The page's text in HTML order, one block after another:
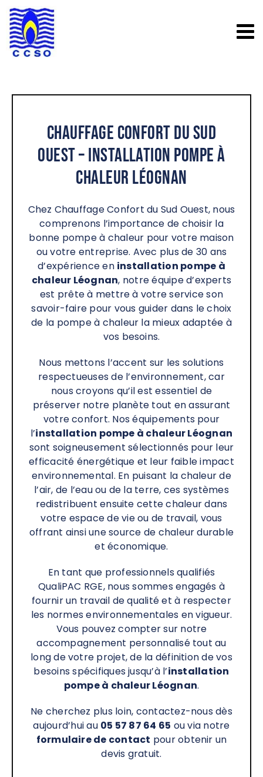
Passer
au
contenu
Chauffage Confort du Sud
Ouest – Installation pompe à
chaleur Léognan
Chez Chauffage Confort du Sud Ouest, nous
comprenons l’importance de choisir la
bonne pompe à chaleur pour votre maison
ou votre entreprise. Avec plus de 30 ans
d’expérience en installation pompe à
chaleur Léognan, notre équipe d’experts
est prête à mettre à votre service son
savoir-faire pour vous guider dans le choix
de la pompe à chaleur la mieux adaptée à
vos besoins.
Nous mettons l’accent sur les solutions
respectueuses de l’environnement, car
nous croyons qu’il est essentiel de
préserver notre planète tout en assurant
votre confort. Nos équipements pour
l’installation pompe à chaleurLéognan
sont soigneusement sélectionnés pour leur
efficacité énergétique et leur faible impact
environnemental. En puisant la chaleur de
l’air, de l’eau ou de la terre, ces systèmes
redistribuent ensuite cette chaleur dans
votre espace de vie ou de travail, vous
offrant ainsi une source de chaleur durable
et économique.
En tant que professionnels qualifiés
QualiPAC RGE, nous sommes engagés à
fournir un travail de qualité et à respecter
les normes environnementales en vigueur.
Vous pouvez compter sur notre
accompagnement personnalisé tout au
long de votre projet, de la définition de vos
besoins spécifiques jusqu’à l’installation
pompe à chaleur Léognan.
Ne cherchez plus loin, contactez-nous dès
aujourd’hui au 05 57 87 64 65 ou via notre
formulaire de contact pour obtenir un
devis gratuit.